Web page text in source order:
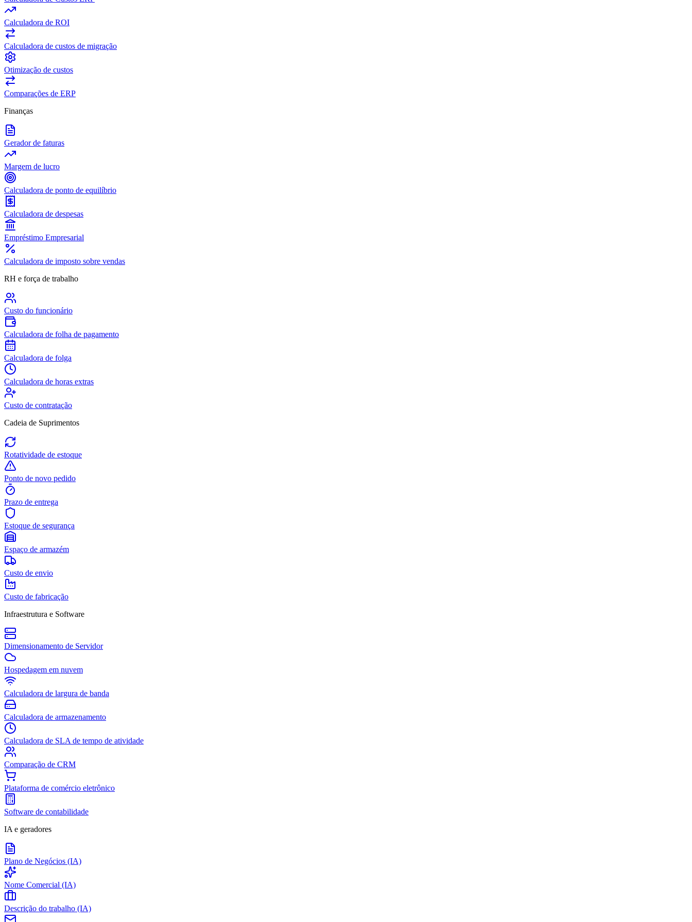
Calculadora de ROI
Calculadora de custos de migração
Otimização de custos
Comparações de ERP
Finanças
Gerador de faturas
Margem de lucro
Calculadora de ponto de equilíbrio
Calculadora de despesas
Empréstimo Empresarial
Calculadora de imposto sobre vendas
RH e força de trabalho
Custo do funcionário
Calculadora de folha de pagamento
Calculadora de folga
Calculadora de horas extras
Custo de contratação
Cadeia de Suprimentos
Rotatividade de estoque
Ponto de novo pedido
Prazo de entrega
Estoque de segurança
Espaço de armazém
Custo de envio
Custo de fabricação
Infraestrutura e Software
Dimensionamento de Servidor
Hospedagem em nuvem
Calculadora de largura de banda
Calculadora de armazenamento
Calculadora de SLA de tempo de atividade
Comparação de CRM
Plataforma de comércio eletrônico
Software de contabilidade
IA e geradores
Plano de Negócios (IA)
Nome Comercial (IA)
Descrição do trabalho (IA)